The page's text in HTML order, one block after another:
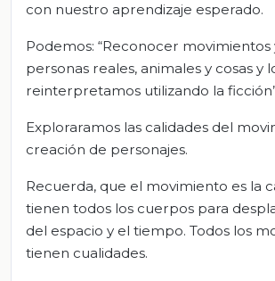
con nuestro aprendizaje esperado.
Podemos: “Reconocer movimientos
personas reales, animales y cosas y
reinterpretamos utilizando la
Exploraramos las calidades del
creación de personajes.
Recuerda, que el movimiento es la
tienen todos los cuerpos para
del espacio y el tiempo. Todos los
tienen cualidades.